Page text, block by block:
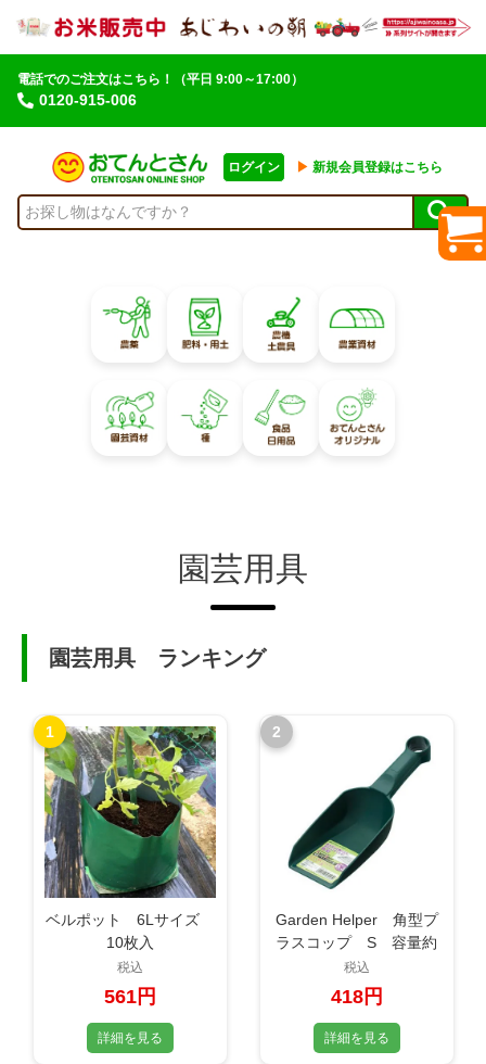
電話でのご注文はこちら！
0120-915-006
（平日 9:00～17:00）
ログイン ▶︎ 新規会員登録はこちら
園芸用具
園芸用具 ランキング
1
ベルポット 6Lサイズ
10枚入
税込
561円
詳細を見る
2
Garden Helper 角型プ
ラスコップ S 容量約
0.3L PS-20S
税込
418円
詳細を見る